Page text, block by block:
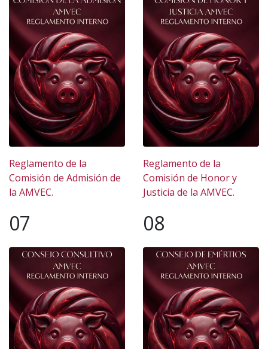
Reglamento de la
Comisión de Admisión de
la AMVEC.
Reglamento de la
Comisión de Honor y
Justicia de la AMVEC.
07 08